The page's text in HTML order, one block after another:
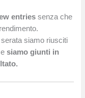
entries senza che
siamo riusciti
esiamo giunti in